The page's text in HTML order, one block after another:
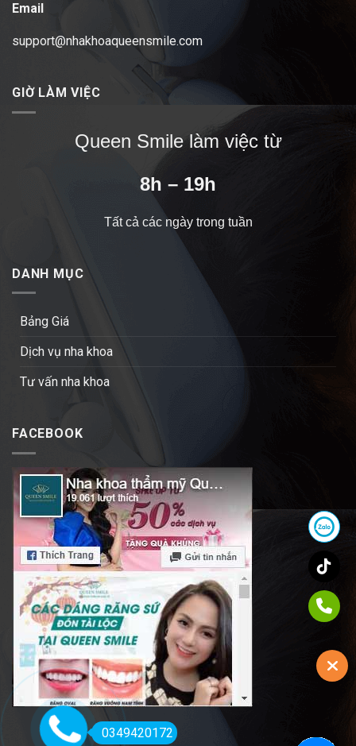
Email
support@nhakhoaqueensmile.com
GIỜ LÀM VIỆC
Queen Smile làm việc từ
8h – 19h
Tất cả các ngày trong tuần
DANH MỤC
Bảng Giá
Dịch vụ nha khoa
Tư vấn nha khoa
FACEBOOK
0349420172